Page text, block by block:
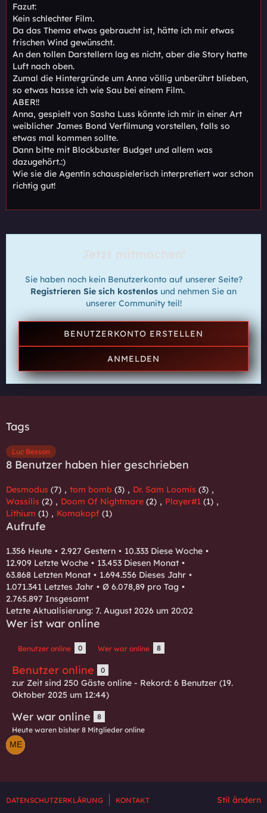
Fazut:
Kein schlechter Film.
Da das Thema etwas gebraucht ist, hätte ich mir etwas
frischen Wind gewünscht.
An den tollen Darstellern lag es nicht, aber die Story hatte
Luft nach oben.
Zumal die Hintergründe um Anna völlig unberührt blieben,
so etwas hasse ich wie Sau bei einem Film.
ABER!!
Anna, gespielt von Sasha Luss könnte ich mir in einer Art
weiblicher James Bond Verfilmung vorstellen, falls so
etwas mal kommen sollte.
Dann bitte mit Blockbuster Budget und allem was
dazugehört.:)
Wie sie die Agentin schauspielerisch interpretiert war schon
richtig gut!
Sie haben noch kein Benutzerkonto auf unserer Seite?
Registrieren Sie sich kostenlos und nehmen Sie an
unserer Community teil!
BENUTZERKONTO ERSTELLEN
ANMELDEN
Tags
Luc Besson
8 Benutzer haben hier geschrieben
Desmodus (7) tom bomb (3) Dr. Sam Loomis (3)
Wassilis (2) Doom Of Nightmare (2) Player#1 (1)
Lithium (1) Komakopf (1)
Aufrufe
1.356 Heute 2.927 Gestern
10.333 Diese Woche
12.909 Letzte Woche
13.453 Diesen Monat
63.868 Letzten Monat
1.694.556 Dieses Jahr
1.071.341 Letztes Jahr
Ø 6.078,89 pro Tag
2.765.897 Insgesamt
Letzte Aktualisierung: 7. August 2026 um 20:02
Wer ist war online
Benutzer online 0 Wer war online 8
Benutzer online 0
zur Zeit sind 250 Gäste online - Rekord: 6 Benutzer (19.
Oktober 2025 um 12:44)
Wer war online
8
Heute waren bisher 8 Mitglieder online
Stil ändern
DATENSCHUTZERKLÄRUNG KONTAKT